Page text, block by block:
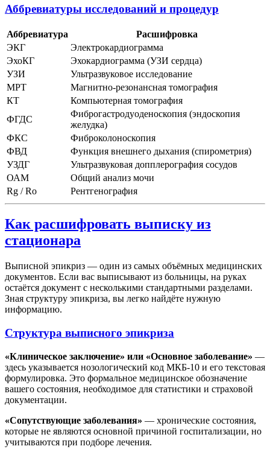
Аббревиатуры исследований и процедур
Аббревиатура
Расшифровка
ЭКГ
Электрокардиограмма
ЭхоКГ
Эхокардиограмма (УЗИ сердца)
УЗИ
Ультразвуковое исследование
МРТ
Магнитно-резонансная томография
КТ
Компьютерная томография
ФГДС
Фиброгастродуоденоскопия (эндоскопия
желудка)
ФКС
Фиброколоноскопия
ФВД
Функция внешнего дыхания (спирометрия)
УЗДГ
Ультразвуковая допплерография сосудов
ОАМ
Общий анализ мочи
Rg / Ro
Рентгенография
Как расшифровать выписку из
стационара
Выписной эпикриз — один из самых объёмных медицинских
документов. Если вас выписывают из больницы, на руках
остаётся документ с несколькими стандартными разделами.
Зная структуру эпикриза, вы легко найдёте нужную
информацию.
Структура выписного эпикриза
«Клиническое заключение» или «Основное заболевание» —
здесь указывается нозологический код МКБ-10 и его текстовая
формулировка. Это формальное медицинское обозначение
вашего состояния, необходимое для статистики и страховой
документации.
«Сопутствующие заболевания» — хронические состояния,
которые не являются основной причиной госпитализации, но
учитываются при подборе лечения.